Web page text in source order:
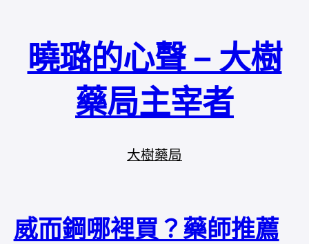
曉璐的心聲 – 大樹
藥局主宰者
大樹藥局
威而鋼哪裡買？藥師推薦